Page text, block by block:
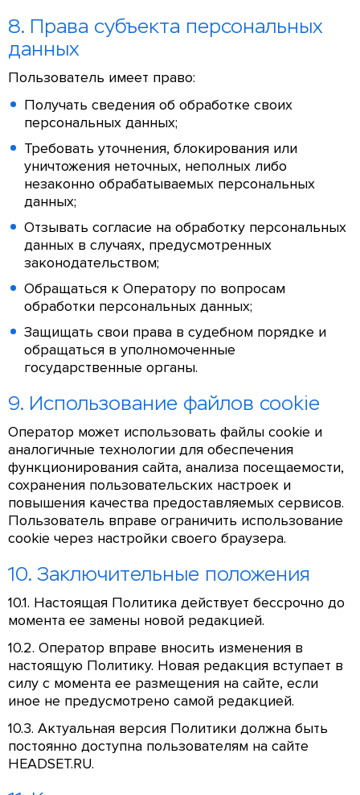
8. Права субъекта персональных
данных
Пользователь имеет право:
Получать сведения об обработке своих
персональных данных;
Требовать уточнения, блокирования или
уничтожения неточных, неполных либо
незаконно обрабатываемых персональных
данных;
Отзывать согласие на обработку персональных
данных в случаях, предусмотренных
законодательством;
Обращаться к Оператору по вопросам
обработки персональных данных;
Защищать свои права в судебном порядке и
обращаться в уполномоченные
государственные органы.
9. Использование файлов cookie
Оператор может использовать файлы cookie и
аналогичные технологии для обеспечения
функционирования сайта, анализа посещаемости,
сохранения пользовательских настроек и
повышения качества предоставляемых сервисов.
Пользователь вправе ограничить использование
cookie через настройки своего браузера.
10. Заключительные положения
10.1. Настоящая Политика действует бессрочно до
момента ее замены новой редакцией.
10.2. Оператор вправе вносить изменения в
настоящую Политику. Новая редакция вступает в
силу с момента ее размещения на сайте, если
иное не предусмотрено самой редакцией.
10.3. Актуальная версия Политики должна быть
постоянно доступна пользователям на сайте
HEADSET.RU.